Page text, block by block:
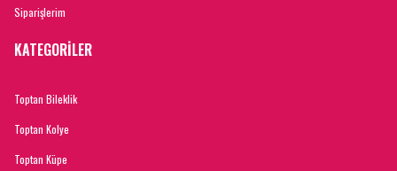
Siparişlerim
KATEGORİLER
Toptan Bileklik
Toptan Kolye
Toptan Küpe